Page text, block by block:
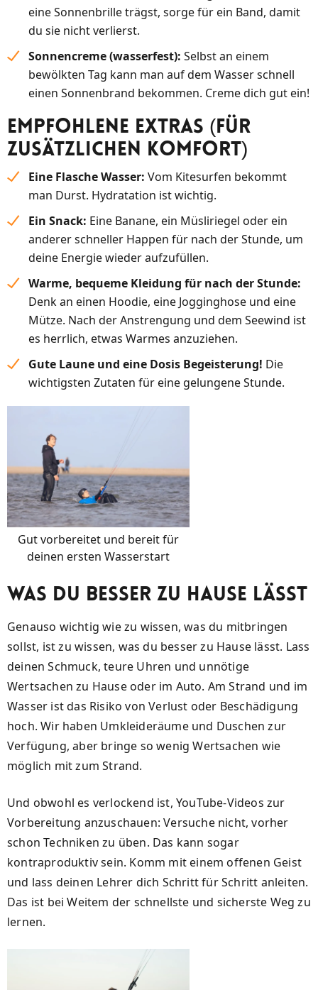
eine Sonnenbrille trägst, sorge für ein Band, damit
du sie nicht verlierst.
Sonnencreme (wasserfest): Selbst an einem
bewölkten Tag kann man auf dem Wasser schnell
einen Sonnenbrand bekommen. Creme dich gut ein!
Empfohlene Extras (Für
zusätzlichen Komfort)
Eine Flasche Wasser: Vom Kitesurfen bekommt
man Durst. Hydratation ist wichtig.
Ein Snack: Eine Banane, ein Müsliriegel oder ein
anderer schneller Happen für nach der Stunde, um
deine Energie wieder aufzufüllen.
Warme, bequeme Kleidung für nach der Stunde:
Denk an einen Hoodie, eine Jogginghose und eine
Mütze. Nach der Anstrengung und dem Seewind ist
es herrlich, etwas Warmes anzuziehen.
Gute Laune und eine Dosis Begeisterung! Die
wichtigsten Zutaten für eine gelungene Stunde.
Gut vorbereitet und bereit für
deinen ersten Wasserstart
Was du besser zu Hause lässt
Genauso wichtig wie zu wissen, was du mitbringen
sollst, ist zu wissen, was du besser zu Hause lässt. Lass
deinen Schmuck, teure Uhren und unnötige
Wertsachen zu Hause oder im Auto. Am Strand und im
Wasser ist das Risiko von Verlust oder Beschädigung
hoch. Wir haben Umkleideräume und Duschen zur
Verfügung, aber bringe so wenig Wertsachen wie
möglich mit zum Strand.
Und obwohl es verlockend ist, YouTube-Videos zur
Vorbereitung anzuschauen: Versuche nicht, vorher
schon Techniken zu üben. Das kann sogar
kontraproduktiv sein. Komm mit einem offenen Geist
und lass deinen Lehrer dich Schritt für Schritt anleiten.
Das ist bei Weitem der schnellste und sicherste Weg zu
lernen.